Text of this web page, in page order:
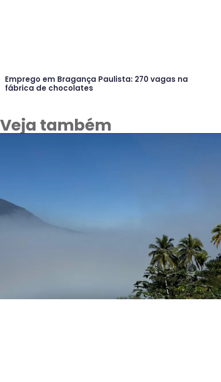
Emprego em Bragança Paulista: 270 vagas na
fábrica de chocolates
Veja também